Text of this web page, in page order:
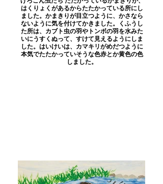
はくりょくがあるからたたかっている所にし
ました。かまきりが目立つように、かさなら
ないように気を付けてかきました。くふうし
た所は、カブト虫の羽やトンボの羽を水みた
いにうすくぬって、すけて見えるようにしま
した。はいけいは、カマキリがめだつように
本気でたたかっていそうな色赤とか黄色の色
しました。